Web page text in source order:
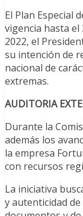
El Plan Especial
vigencia hasta el
2022, el
su intención de
nacional de
extremas.
AUDITORIA
Durante la
además los
la empresa
con recursos
La iniciativa
y autenticidad